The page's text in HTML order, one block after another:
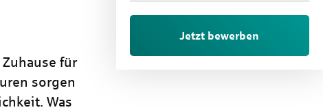
Jetzt bewerben
für
sorgen
Was